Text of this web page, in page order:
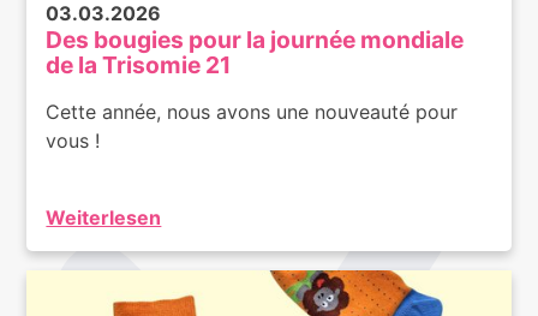
03.03.2026
Des bougies pour la journée mondiale
de la Trisomie 21
Cette année, nous avons une nouveauté pour
vous !
Weiterlesen